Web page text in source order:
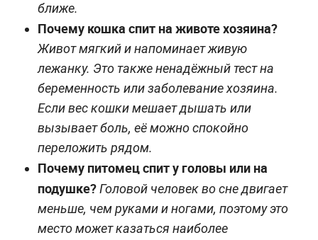
ближе.
Почему кошка спит на животе хозяина?
Живот мягкий и напоминает живую
лежанку. Это также ненадёжный тест на
беременность или заболевание хозяина.
Если вес кошки мешает дышать или
вызывает боль, её можно спокойно
переложить рядом.
Почему питомец спит у головы или на
подушке?Головой человек во сне двигает
меньше, чем руками и ногами, поэтому это
место может казаться наиболее